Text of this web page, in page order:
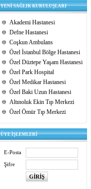
YENİ SAĞLIK KURULUŞLARI
Akademi Hastanesi
Defne Hastanesi
Coşkun Ambulans
Özel İstanbul Bölge Hastanesi
Özel Düztepe Yaşam Hastanesi
Özel Park Hospital
Özel Medikar Hastanesi
Özel Baki Uzun Hastanesi
Altınoluk Ekin Tıp Merkezi
Özel Ömür Tıp Merkezi
ÜYE İŞLEMLERİ
E-Posta
Şifre